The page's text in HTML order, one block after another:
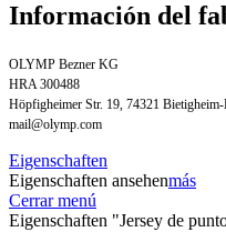
Información del
OLYMP Bezner KG
HRA 300488
Höpfigheimer Str. 19, 74321
mail@olymp.com
Eigenschaften
Eigenschaften ansehenmás
Cerrar menú
Eigenschaften "Jersey de